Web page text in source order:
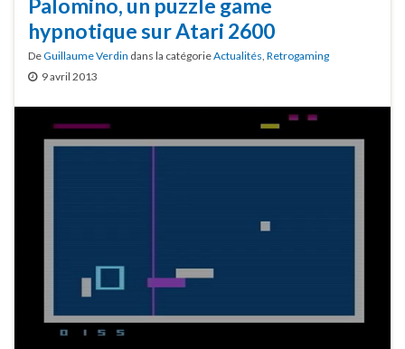
Palomino, un puzzle game
hypnotique sur Atari 2600
DeGuillaume Verdin dans la catégorieActualités, Retrogaming
9 avril 2013